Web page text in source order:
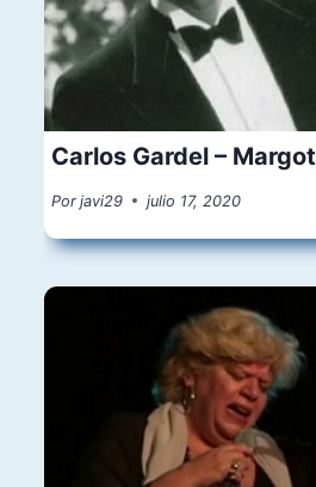
Carlos Gardel – Margot
Por javi29 julio 17, 2020